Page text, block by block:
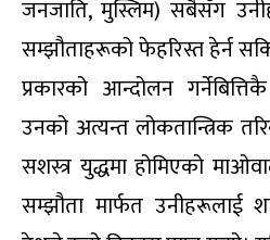
जनजाति, मुस्लिम) सबैसँग
सम्झौताहरूको फेहरिस्त हेर्न
प्रकारको आन्दोलन
उनको अत्यन्त लोकतान्त्रिक
सशस्त्र युद्धमा होमिएको
सम्झौता मार्फत उनीहरूलाई